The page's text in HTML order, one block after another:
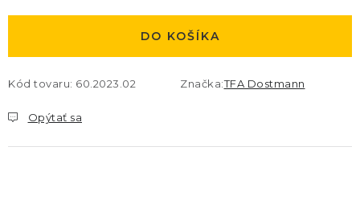
DO KOŠÍKA
Kód tovaru: 60.2023.02 Značka:TFA Dostmann
Opýtať sa